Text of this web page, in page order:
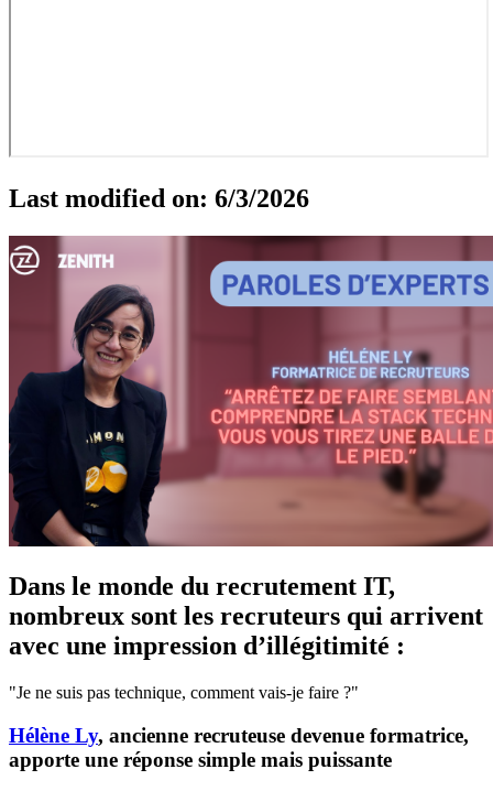
Last modified on: 6/3/2026
Dans le monde du recrutement IT,
nombreux sont les recruteurs qui arrivent
avec une impression d’illégitimité :
"Je ne suis pas technique, comment vais-je faire ?"
Hélène Ly, ancienne recruteuse devenue formatrice,
apporte une réponse simple mais puissante